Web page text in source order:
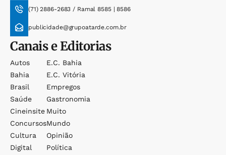
(71) 2886-2683 / Ramal 8585 | 8586
publicidade@grupoatarde.com.br
Canais e Editorias
Autos
Bahia
Brasil
Saúde
Cineinsite
Concursos
Cultura
Digital
E.c. Bahia
E.c. Vitória
Empregos
Gastronomia
Muito
Mundo
Opinião
Política